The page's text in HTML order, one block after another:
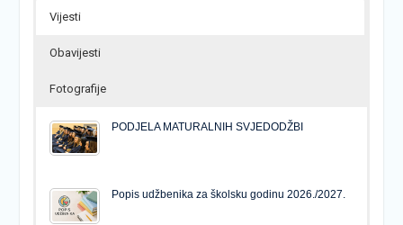
Vijesti
Obavijesti
Fotografije
PODJELA MATURALNIH SVJEDODŽBI
Popis udžbenika za školsku godinu 2026./2027.